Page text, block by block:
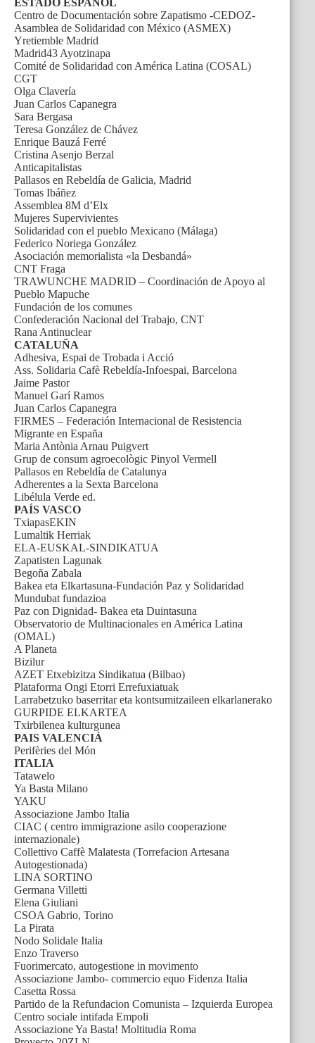
ESTADO ESPAÑOL
Centro de Documentación sobre Zapatismo -CEDOZ-
Asamblea de Solidaridad con México (ASMEX)
Yretiemble Madrid
Madrid43 Ayotzinapa
Comité de Solidaridad con América Latina (COSAL)
CGT
Olga Clavería
Juan Carlos Capanegra
Sara Bergasa
Teresa González de Chávez
Enrique Bauzá Ferré
Cristina Asenjo Berzal
Anticapitalistas
Pallasos en Rebeldía de Galicia, Madrid
Tomas Ibáñez
Assemblea 8M d’Elx
Mujeres Supervivientes
Solidaridad con el pueblo Mexicano (Málaga)
Federico Noriega González
Asociación memorialista «la Desbandá»
CNT Fraga
TRAWUNCHE MADRID – Coordinación de Apoyo al
Pueblo Mapuche
Fundación de los comunes
Confederación Nacional del Trabajo, CNT
Rana Antinuclear
CATALUÑA
Adhesiva, Espai de Trobada i Acció
Ass. Solidaria Cafè Rebeldía-Infoespai, Barcelona
Jaime Pastor
Manuel Garí Ramos
Juan Carlos Capanegra
FIRMES – Federación Internacional de Resistencia
Migrante en España
Maria Antònia Arnau Puigvert
Grup de consum agroecològic Pinyol Vermell
Pallasos en Rebeldía de Catalunya
Adherentes a la Sexta Barcelona
Libélula Verde ed.
PAÍS VASCO
TxiapasEKIN
Lumaltik Herriak
ELA-EUSKAL-SINDIKATUA
Zapatisten Lagunak
Begoña Zabala
Bakea eta Elkartasuna-Fundación Paz y Solidaridad
Mundubat fundazioa
Paz con Dignidad- Bakea eta Duintasuna
Observatorio de Multinacionales en América Latina
(OMAL)
A Planeta
Bizilur
AZET Etxebizitza Sindikatua (Bilbao)
Plataforma Ongi Etorri Errefuxiatuak
Larrabetzuko baserritar eta kontsumitzaileen elkarlanerako
GURPIDE ELKARTEA
Txirbilenea kulturgunea
PAIS VALENCIÁ
Perifèries del Món
ITALIA
Tatawelo
Ya Basta Milano
YAKU
Associazione Jambo Italia
CIAC ( centro immigrazione asilo cooperazione
internazionale)
Collettivo Caffè Malatesta (Torrefacion Artesana
Autogestionada)
LINA SORTINO
Germana Villetti
Elena Giuliani
CSOA Gabrio, Torino
La Pirata
Nodo Solidale Italia
Enzo Traverso
Fuorimercato, autogestione in movimento
Associazione Jambo- commercio equo Fidenza Italia
Casetta Rossa
Partido de la Refundacion Comunista – Izquierda Europea
Centro sociale intifada Empoli
Associazione Ya Basta! Moltitudia Roma